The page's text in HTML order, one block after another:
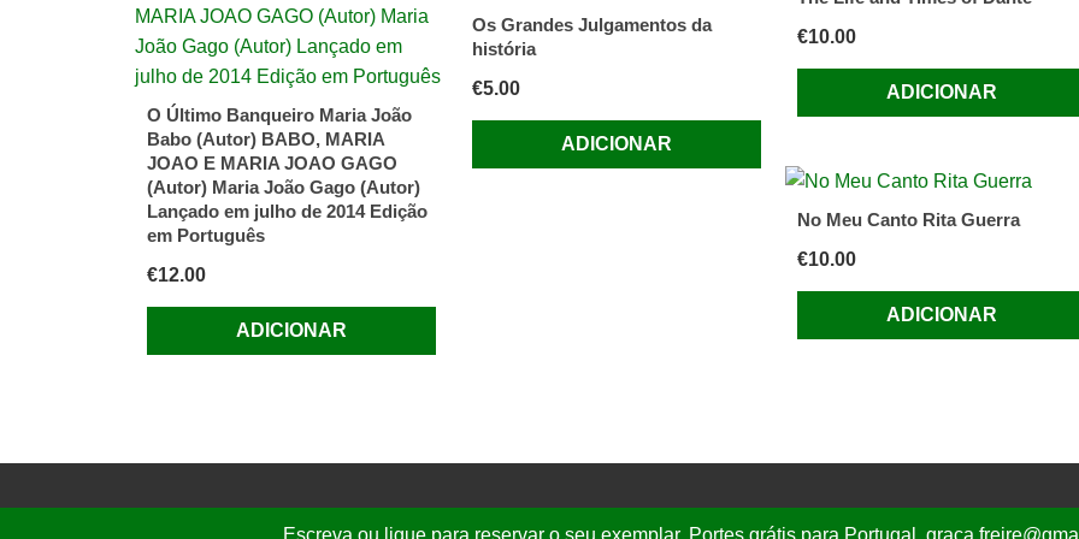
Escreva ou ligue para reservar o seu exemplar. Portes grátis para Portugal.
O Último Banqueiro Maria João
Babo (Autor) BABO, MARIA
JOAO E MARIA JOAO GAGO
(Autor) Maria João Gago (Autor)
Lançado em julho de 2014 Edição
em Português
€12.00
ADICIONAR
Os Grandes Julgamentos da
história
€5.00
ADICIONAR
€10.00
ADICIONAR
No Meu Canto Rita Guerra
€10.00
ADICIONAR